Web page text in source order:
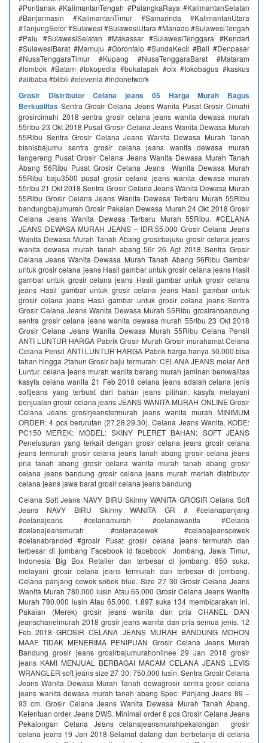
#Pontianak #KalimantanTengah #PalangkaRaya #KalimantanSelatan
#Banjarmasin #KalimantanTimur #Samarinda #KalimantanUtara
#TanjungSelor #Sulawesi #SulawesiUtara #Manado #SulawesiTengah
#Palu #SulawesiSelatan #Makassar #SulawesiTenggara #Kendari
#SulawesiBarat #Mamuju #Gorontalo #SundaKecil #Bali #Denpasar
#NusaTenggaraTimur #Kupang #NusaTenggaraBarat #Mataram
#lombok #Batam #tokopedia #bukalapak #olx #tokobagus #kaskus
#alibaba #blibli #elevenia #indonetwork
Grosir Distributor Celana jeans 05 Harga Murah Bagus
Berkualitas Sentra Grosir Celana Jeans Wanita Pusat Grosir Cimahi
grosircimahi 2018 sentra grosir celana jeans wanita dewasa murah
55ribu 23 Okt 2018 Pusat Grosir Celana Jeans Wanita Dewasa Murah
55Ribu Sentra Grosir Celana Jeans Wanita Dewasa Murah Tanah
bisnisbajumu sentra grosir celana jeans wanita dewasa murah
tangerang Pusat Grosir Celana Jeans Wanita Dewasa Murah Tanah
Abang 56Ribu Pusat Grosir Celana Jeans Wanita Dewasa Murah
55Ribu baju3500 pusat grosir celana jeans wanita dewasa murah
55ribu 21 Okt 2018 Sentra Grosir Celana Jeans Wanita Dewasa Murah
55Ribu Grosir Celana Jeans Wanita Dewasa Terbaru Murah 55Ribu
bandungbajumurah Grosir Pakaian Dewasa Murah 24 Okt 2018 Grosir
Celana Jeans Wanita Dewasa Terbaru Murah 55Ribu. #CELANA
JEANS DEWASA MURAH JEANS – IDR.55.000 Grosir Celana Jeans
Wanita Dewasa Murah Tanah Abang grosirbajuku grosir celana jeans
wanita dewasa murah tanah abang 56r 26 Agt 2018 Sentra Grosir
Celana Jeans Wanita Dewasa Murah Tanah Abang 56Ribu Gambar
untuk grosir celana jeans Hasil gambar untuk grosir celana jeans Hasil
gambar untuk grosir celana jeans Hasil gambar untuk grosir celana
jeans Hasil gambar untuk grosir celana jeans Hasil gambar untuk
grosir celana jeans Hasil gambar untuk grosir celana jeans Sentra
Grosir Celana Jeans Wanita Dewasa Murah 55Ribu grosiranbandung
sentra grosir celana jeans wanita dewasa murah 55ribu 23 Okt 2018
Grosir Celana Jeans Wanita Dewasa Murah 55Ribu Celana Pensil
ANTI LUNTUR HARGA Pabrik Grosir Murah Grosir murahamat Celana
Celana Pensil ANTI LUNTUR HARGA Pabrik harga hanya 50.000 bisa
tahan hingga 2tahun Grosir baju termurah: CELANA JEANS melar Anti
Luntur. celana jeans murah wanita barang murah jaminan berkwalitas
kasyfa celana wanita 21 Feb 2018 celana jeans adalah celana jenis
softjeans yang terbuat dari bahan jeans pilihan. kasyfa melayani
penjualan grosir celana jeans JEANS WANITA MURAH ONLINE Grosir
Celana Jeans grosirjeanstermurah jeans wanita murah MINIMUM
ORDER: 4 pcs berurutan (27.28.29.30). Celana Jeans Wanita. KODE:
PC150 MEREK: MODEL: SKINY PLERET BAHAN: SOFT JEANS
Penelusuran yang terkait dengan grosir celana jeans grosir celana
jeans termurah grosir celana jeans tanah abang grosir celana jeans
pria tanah abang grosir celana wanita murah tanah abang grosir
celana jeans bandung grosir celana jeans murah meriah distributor
celana jeans jawa barat grosir celana jeans bandung
Celana Soft Jeans NAVY BIRU Skinny WANITA GROSIR Celana Soft
Jeans NAVY BIRU Skinny WANITA GR # #celanapanjang
#celanajeans #celanamurah #celanawanita #Celana
#celanajeansmurah #celanacewek #celanajeanscewek
#celanabranded #grosir Pusat grosir celana jeans termurah dan
terbesar di jombang Facebook id facebook Jombang, Jawa Timur,
Indonesia Big Box Retailer dan terbesar di jombang. 850 suka.
melayani grosir celana jeans termurah dan terbesar di jombang.
Celana panjang cewek sobek blue. Size 27 30 Grosir Celana Jeans
Wanita Murah 780.000 lusin Atau 65.000 Grosir Celana Jeans Wanita
Murah 780.000 lusin Atau 65.000. 1.897 suka 134 membicarakan ini.
Pakaian (Merek) grosir jeans wanita dan pria CHANEL DAN
jeanschanelmurah 2018 grosir jeans wanita dan pria semua jenis. 12
Feb 2018 GROSIR CELANA JEANS MURAH BANDUNG MOHON
MAAF TIDAK MENERIMA PENIPUAN Grosir Celana Jeans Murah
Bandung grosir jeans grosirbajumurahonlinee 29 Jan 2018 grosir
jeans KAMI MENJUAL BERBAGAI MACAM CELANA JEANS LEVIS
WRANGLER soft jeans size 27 30: 750.000 lusin. Sentra Grosir Celana
Jeans Wanita Dewasa Murah Tanah dewagrosir sentra grosir celana
jeans wanita dewasa murah tanah abang Spec: Panjang Jeans 89 –
93 cm. Grosir Celana Jeans Wanita Dewasa Murah Tanah Abang.
Ketentuan order Jeans DWS. Minimal order 6 pcs Grosir Celana Jeans
Pekalongan Celana Jeans celanajeansmurahpekalongan grosir
celana jeans 19 Jan 2018 Selamat datang dan berbelanja di celana